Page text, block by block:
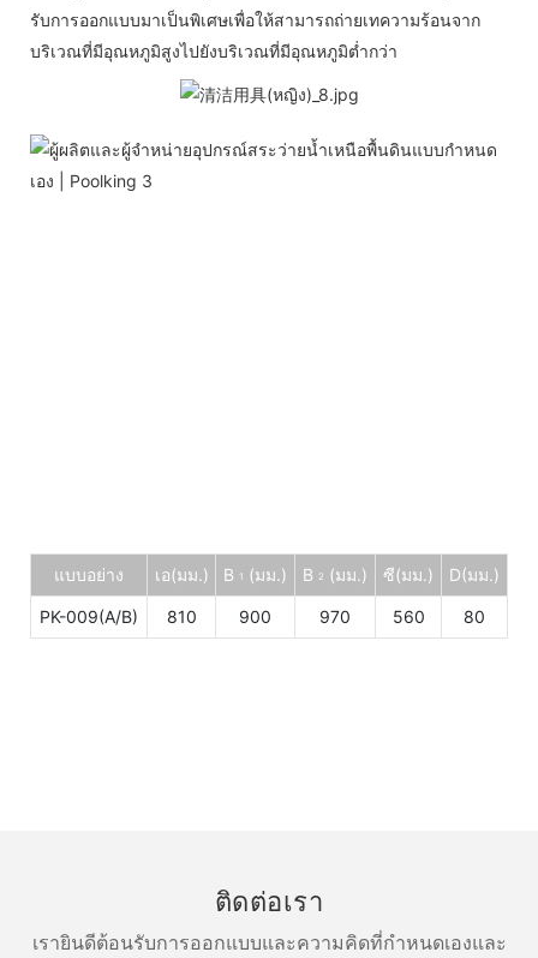
รับการออกแบบมาเป็นพิเศษเพื่อให้สามารถถ่ายเทความร้อนจาก
บริเวณที่มีอุณหภูมิสูงไปยังบริเวณที่มีอุณหภูมิต่ำกว่า
แบบอย่าง เอ(มม.) B 1 (มม.) B 2 (มม.) ซี(มม.) D(มม.)
PK-009(A/B) 810 900 970 560 80
ติดต่อเรา
เรายินดีต้อนรับการออกแบบและความคิดที่กำหนดเองและ